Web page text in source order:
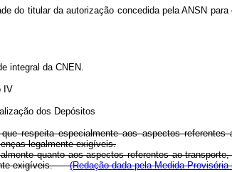
do titular da autorização concedida pela ANSN
integral da CNEN.
IV
dos Depósitos
respeita especialmente aos aspectos referentes
legalmente exigíveis.
quanto aos aspectos referentes ao
exigíveis.(Redação dada pela Medida Provisória